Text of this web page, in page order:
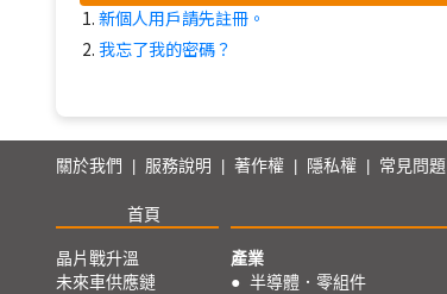
新個人用戶請先註冊。
我忘了我的密碼？
關於我們 服務說明 著作權 隱私權 常見問題
首頁
晶片戰升溫
未來車供應鏈
產業
● 半導體．零組件